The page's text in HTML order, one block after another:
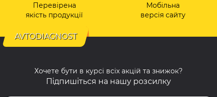
Перевірена
якість продукції
Мобільна
версія сайту
AVTODIAGNOST
Хочете бути в курсі всіх акцій та знижок?
Підпишіться на нашу розсилку